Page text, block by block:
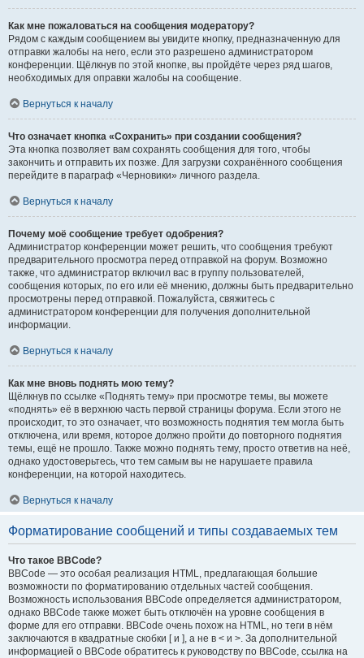
Как мне пожаловаться на сообщения модератору?
Рядом с каждым сообщением вы увидите кнопку, предназначенную для
отправки жалобы на него, если это разрешено администратором
конференции. Щёлкнув по этой кнопке, вы пройдёте через ряд шагов,
необходимых для оправки жалобы на сообщение.
Вернуться к началу
Что означает кнопка «Сохранить» при создании сообщения?
Эта кнопка позволяет вам сохранять сообщения для того, чтобы
закончить и отправить их позже. Для загрузки сохранённого сообщения
перейдите в параграф «Черновики» личного раздела.
Вернуться к началу
Почему моё сообщение требует одобрения?
Администратор конференции может решить, что сообщения требуют
предварительного просмотра перед отправкой на форум. Возможно
также, что администратор включил вас в группу пользователей,
сообщения которых, по его или её мнению, должны быть предварительно
просмотрены перед отправкой. Пожалуйста, свяжитесь с
администратором конференции для получения дополнительной
информации.
Вернуться к началу
Как мне вновь поднять мою тему?
Щёлкнув по ссылке «Поднять тему» при просмотре темы, вы можете
«поднять» её в верхнюю часть первой страницы форума. Если этого не
происходит, то это означает, что возможность поднятия тем могла быть
отключена, или время, которое должно пройти до повторного поднятия
темы, ещё не прошло. Также можно поднять тему, просто ответив на неё,
однако удостоверьтесь, что тем самым вы не нарушаете правила
конференции, на которой находитесь.
Вернуться к началу
Форматирование сообщений и типы создаваемых тем
Что такое BBCode?
BBCode — это особая реализация HTML, предлагающая большие
возможности по форматированию отдельных частей сообщения.
Возможность использования BBCode определяется администратором,
однако BBCode также может быть отключён на уровне сообщения в
форме для его отправки. BBCode очень похож на HTML, но теги в нём
заключаются в квадратные скобки [ и ], а не в < и >. За дополнительной
информацией о BBCode обратитесь к руководству по BBCode, ссылка на